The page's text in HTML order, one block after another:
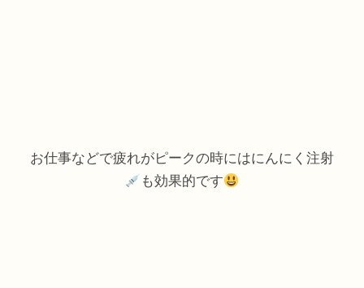
お仕事などで疲れがピークの時にはにんにく注射
も効果的です